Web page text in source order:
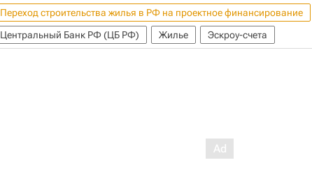
Переход строительства жилья в РФ на проектное финансирование
Центральный Банк РФ (ЦБ РФ)
Жилье Эскроу-счета